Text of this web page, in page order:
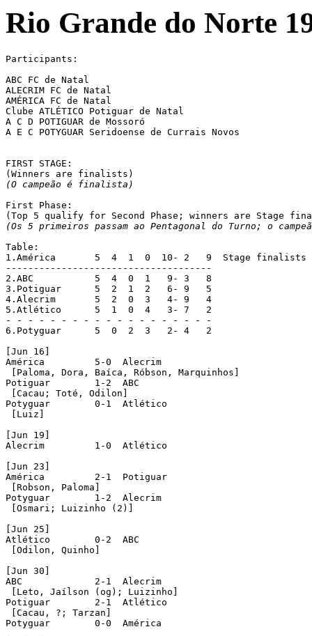
Rio Grande do Norte
Participants:
ABC FC de Natal
ALECRIM FC de Natal
AMÉRICA FC de Natal
Clube ATLÉTICO Potiguar de Natal
A C D POTIGUAR de Mossoró
A E C POTYGUAR Seridoense de Currais Novos
FIRST STAGE:
(O campeão é finalista)
First Phase:
(Os 5 primeiros passam ao Pentagonal do Turno; o
Table:
1.América	5  4  1  0  10- 2   9  Stage finalists
-------------------------------------
2.ABC		5  4  0  1   9- 3   8
3.Potiguar	5  2  1  2   6- 9   5
4.Alecrim	5  2  0  3   4- 9   4
5.Atlético	5  1  0  4   3- 7   2
- - - - - - - - - - - - - - - - - - -
6.Potyguar	5  0  2  3   2- 4   2
[Jun 16]
América		5-0  Alecrim
[Paloma, Dora, Baíca, Róbson, Marquinhos]
Potiguar	1-2  ABC
[Cacau; Toté, Odilon]
Potyguar	0-1  Atlético
[Luiz]
[Jun 19]
Alecrim		1-0  Atlético
[Jun 23]
América		2-1  Potiguar
[Robson, Paloma]
Potyguar	1-2  Alecrim
[Osmari; Luizinho (2)]
[Jun 25]
Atlético	0-2  ABC
[Odilon, Quinho]
[Jun 30]
ABC		2-1  Alecrim
[Leto, Jaílson (og); Luizinho]
Potiguar	2-1  Atlético
[Cacau, ?; Tarzan]
Potyguar	0-0  América